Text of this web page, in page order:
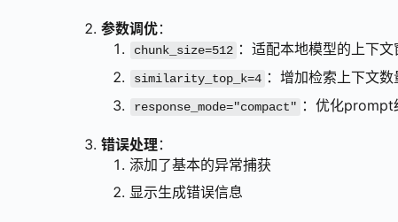
参数调优：
chunk_size=512 ：适配本地模型的上下文
similarity_top_k=4 ：增加检索上下文数
response_mode="compact" ：优化prompt
错误处理 ：
添加了基本的异常捕获
显示生成错误信息